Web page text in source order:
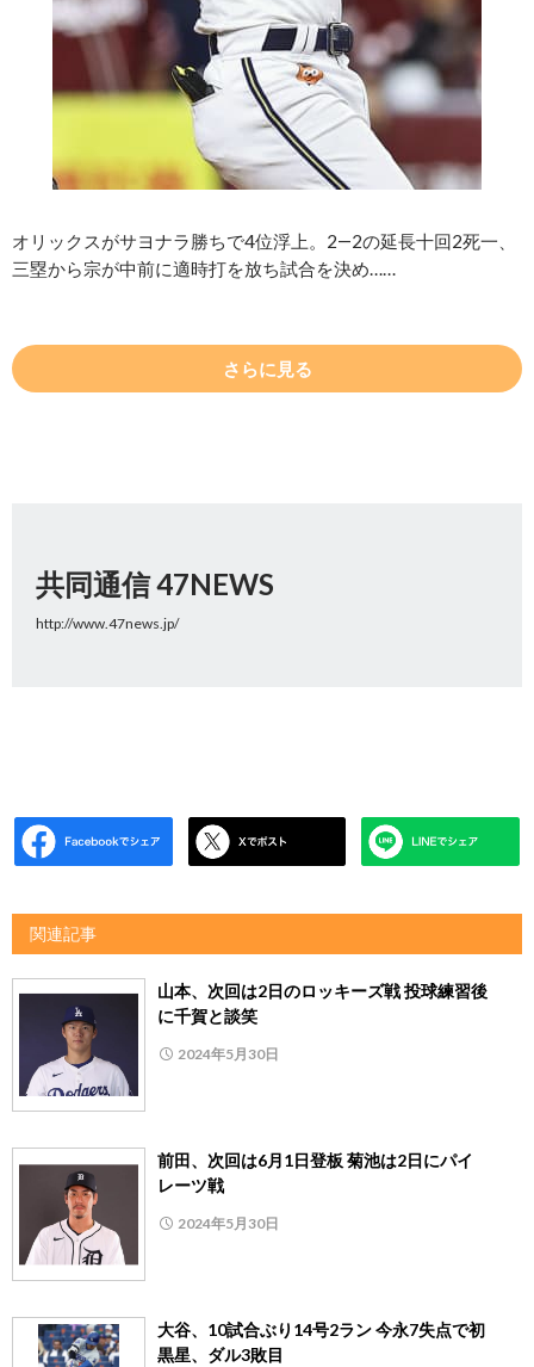
オリックスがサヨナラ勝ちで4位浮上。2―2の延長十回2死一、
三塁から宗が中前に適時打を放ち試合を決め……
さらに見る
共同通信 47NEWS
http://www.47news.jp/
関連記事
山本、次回は2日のロッキーズ戦 投球練習後
に千賀と談笑
2024年5月30日
前田、次回は6月1日登板 菊池は2日にパイ
レーツ戦
2024年5月30日
大谷、10試合ぶり14号2ラン 今永7失点で初
黒星、ダル3敗目